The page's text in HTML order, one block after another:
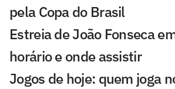
pela Copa do Brasil
Estreia de João Fonseca
horário e onde assistir
Jogos de hoje: quem joga